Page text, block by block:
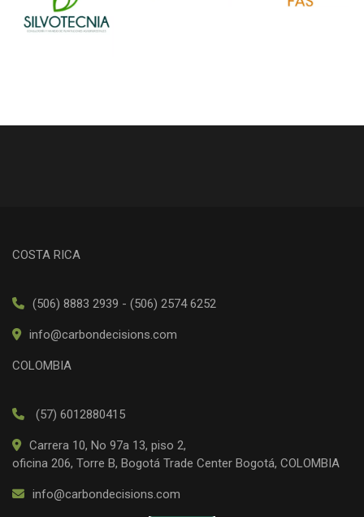
COSTA RICA
(506) 8883 2939 - (506) 2574 6252
info@carbondecisions.com
COLOMBIA
(57) 6012880415
Carrera 10, No 97a 13, piso 2,
oficina 206, Torre B, Bogotá Trade Center Bogotá, COLOMBIA
info@carbondecisions.com